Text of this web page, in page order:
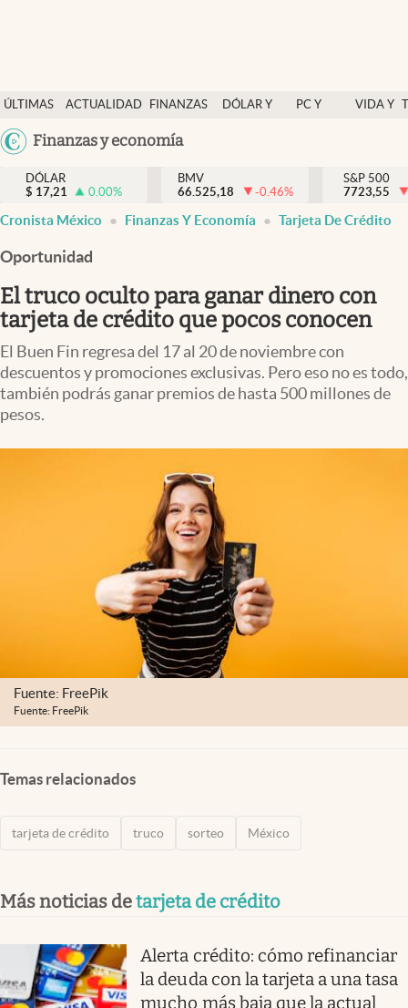
ÚLTIMAS
NOTICIAS
ACTUALIDAD
FINANZAS
DÓLAR Y
PC Y
VIDA Y
México
USA
Finanzas y economía
Actualidad
Finanzas y economía
Dólar y mercados
Pc y celular
Vida y estilo
Clima
Espiritualidad
DÓLAR
$ 17,21 0.00%
BMV
66.525,18
-0.46%
S&P 500
7723,55
Cronista México Finanzas Y Economía Tarjeta De Crédito
Oportunidad
El truco oculto para ganar dinero con
tarjeta de crédito que pocos conocen
El Buen Fin regresa del 17 al 20 de noviembre con
descuentos y promociones exclusivas. Pero eso no es todo,
también podrás ganar premios de hasta 500 millones de
pesos.
Fuente: FreePik
Fuente: FreePik
Temas relacionados
tarjeta de crédito truco sorteo México
Más noticias detarjeta de crédito
Alerta crédito: cómo refinanciar
la deuda con la tarjeta a una tasa
mucho más baja que la actual